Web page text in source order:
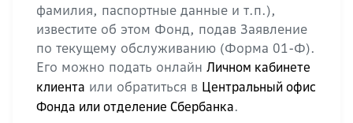
фамилия, паспортные данные и т.п.),
известите об этом Фонд, подав Заявление
по текущему обслуживанию (Форма 01-Ф).
Его можно подать онлайн Личном кабинете
клиента или обратиться в Центральный офис
Фонда или отделение Сбербанка.